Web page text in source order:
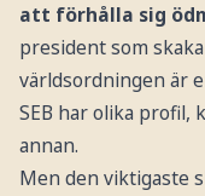
att förhålla sig
president som
världsordningen är
SEB har olika profil,
annan.
Men den viktigaste